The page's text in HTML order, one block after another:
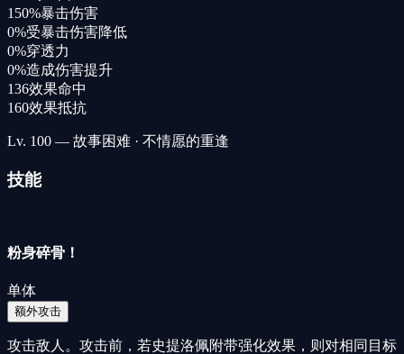
150%暴击伤害
0%受暴击伤害降低
0%穿透力
0%造成伤害提升
136效果命中
160效果抵抗
Lv. 100 — 故事困难 · 不情愿的重逢
技能
粉身碎骨！
单体
额外攻击
攻击敌人。攻击前，若史提洛佩附带强化效果，则对相同目标